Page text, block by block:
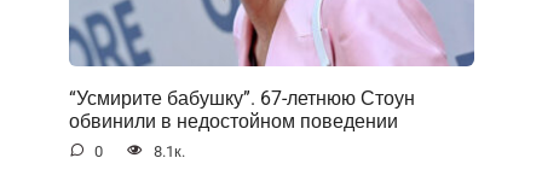
“Усмирите бабушку”. 67-летнюю Стоун
обвинили в недостойном поведении
0 8.1к.